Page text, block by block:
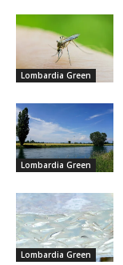
Lombardia Green
Lombardia Green
Lombardia Green